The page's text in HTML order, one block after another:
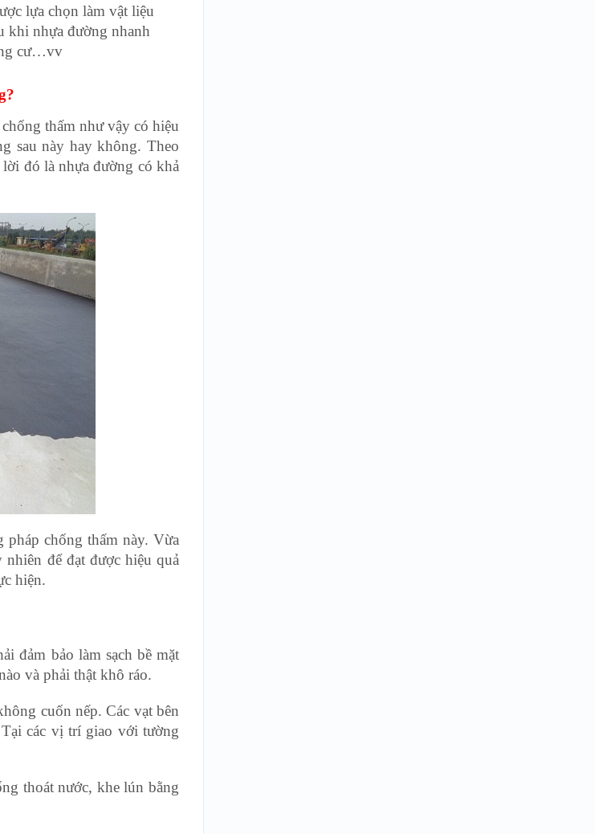
lựa chọn làm vật liệu
khi nhựa đường nhanh
cư…vv
thấm như vậy có hiệu
sau này hay không. Theo
đó là nhựa đường có khả
chống thấm này. Vừa
để đạt được hiệu quả
hiện.
đảm bảo làm sạch bề mặt
và phải thật khô ráo.
cuốn nếp. Các vạt bên
các vị trí giao với tường
thoát nước, khe lún bằng